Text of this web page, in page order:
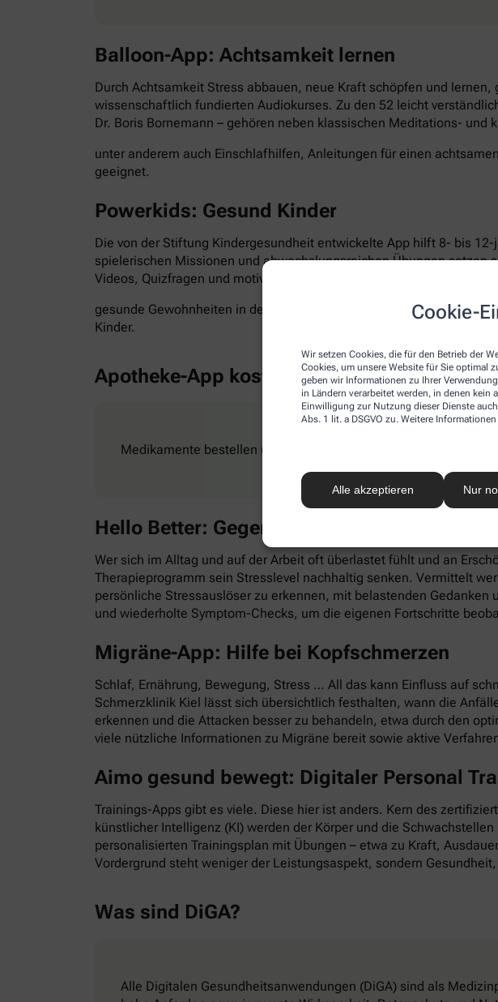
Cookie-
Wir setzen Cookies, die für den Betrieb der
Cookies, um unsere Website für Sie optimal
geben wir Informationen zu Ihrer
in Ländern verarbeitet werden, in denen kein
Einwilligung zur Nutzung dieser Dienste
Abs. 1 lit. a DSGVO zu. Weitere
Alle akzeptieren Nur
Balloon-App: Achtsamkeit lernen
Durch Achtsamkeit Stress abbauen, neue Kraft schöpfen und
wissenschaftlich fundierten Audiokurses. Zu den 52 leicht
Dr. Boris Bornemann – gehören neben klassischen Meditations- und
unter anderem auch Einschlafhilfen, Anleitungen für einen
geeignet.
Powerkids: Gesund Kinder
Die von der Stiftung Kindergesundheit entwickelte App hilft 8- bis
spielerischen Missionen und abwechslungsreichen Übungen setzen
Videos, Quizfragen und motivierende Aufgaben laden dazu ein,
gesunde Gewohnheiten in den Alltag zu integrieren. Gleichzeitig
Kinder.
Apotheke-App kostenlos
Medikamente bestellen und Rezepte ganz einfach digital
Hello Better: Gegen Stress & Burnout
Wer sich im Alltag und auf der Arbeit oft überlastet fühlt und an
Therapieprogramm sein Stresslevel nachhaltig senken. Vermittelt
persönliche Stressauslöser zu erkennen, mit belastenden
und wiederholte Symptom-Checks, um die eigenen Fortschritte
Migräne-App: Hilfe bei Kopfschmerzen
Schlaf, Ernährung, Bewegung, Stress … All das kann Einfluss auf
Schmerzklinik Kiel lässt sich übersichtlich festhalten, wann die
erkennen und die Attacken besser zu behandeln, etwa durch den
viele nützliche Informationen zu Migräne bereit sowie aktive
Aimo gesund bewegt: Digitaler Personal
Trainings-Apps gibt es viele. Diese hier ist anders. Kern des
künstlicher Intelligenz (KI) werden der Körper und die
personalisierten Trainingsplan mit Übungen – etwa zu Kraft,
Vordergrund steht weniger der Leistungsaspekt, sondern
Was sind DiGA?
Alle Digitalen Gesundheitsanwendungen (DiGA) sind als